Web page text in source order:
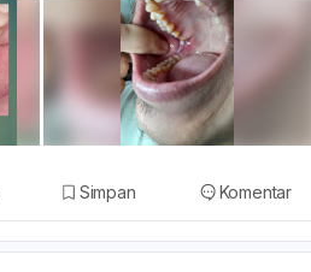
Simpan Komentar